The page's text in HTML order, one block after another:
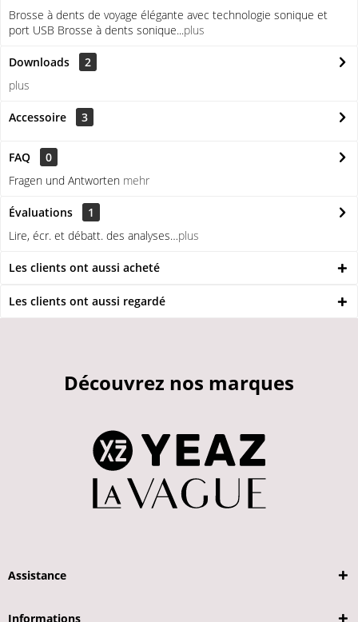
Brosse à dents de voyage élégante avec technologie sonique et
port USB Brosse à dents sonique...plus
Downloads
2
plus
Accessoire 3
FAQ
0
Fragen und Antworten mehr
Évaluations
1
Lire, écr. et débatt. des analyses…plus
Les clients ont aussi acheté
Les clients ont aussi regardé
Découvrez nos marques
Assistance
Informations